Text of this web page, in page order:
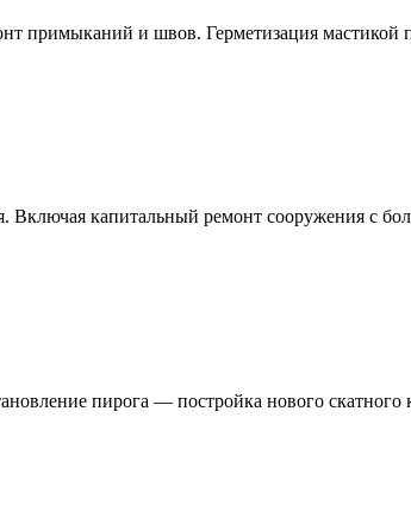
примыканий и швов. Герметизация мастикой
Включая капитальный ремонт сооружения с
пирога — постройка нового скатного